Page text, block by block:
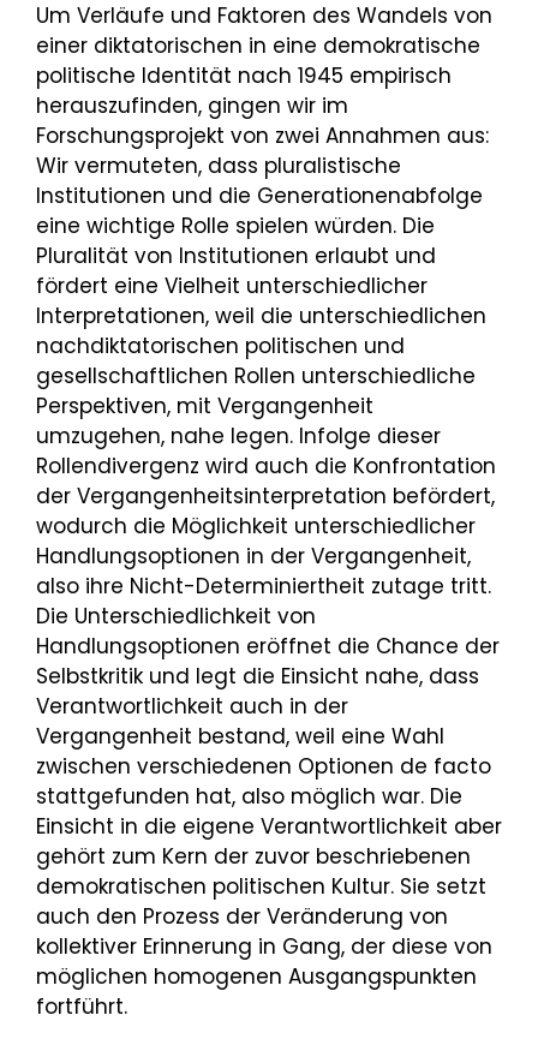
Um Verläufe und Faktoren des Wandels von
einer diktatorischen in eine demokratische
politische Identität nach 1945 empirisch
herauszufinden, gingen wir im
Forschungsprojekt von zwei Annahmen aus:
Wir vermuteten, dass pluralistische
Institutionen und die Generationenabfolge
eine wichtige Rolle spielen würden. Die
Pluralität von Institutionen erlaubt und
fördert eine Vielheit unterschiedlicher
Interpretationen, weil die unterschiedlichen
nachdiktatorischen politischen und
gesellschaftlichen Rollen unterschiedliche
Perspektiven, mit Vergangenheit
umzugehen, nahe legen. Infolge dieser
Rollendivergenz wird auch die Konfrontation
der Vergangenheitsinterpretation befördert,
wodurch die Möglichkeit unterschiedlicher
Handlungsoptionen in der Vergangenheit,
also ihre Nicht-Determiniertheit zutage tritt.
Die Unterschiedlichkeit von
Handlungsoptionen eröffnet die Chance der
Selbstkritik und legt die Einsicht nahe, dass
Verantwortlichkeit auch in der
Vergangenheit bestand, weil eine Wahl
zwischen verschiedenen Optionen de facto
stattgefunden hat, also möglich war. Die
Einsicht in die eigene Verantwortlichkeit aber
gehört zum Kern der zuvor beschriebenen
demokratischen politischen Kultur. Sie setzt
auch den Prozess der Veränderung von
kollektiver Erinnerung in Gang, der diese von
möglichen homogenen Ausgangspunkten
fortführt.